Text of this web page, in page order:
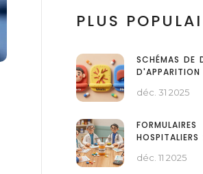
PLUS
SCHÉMAS DE
D'APPARITION
SELON LES
déc. 31 2025
FORMULAIRES
HOSPITALIERS
déc. 11 2025